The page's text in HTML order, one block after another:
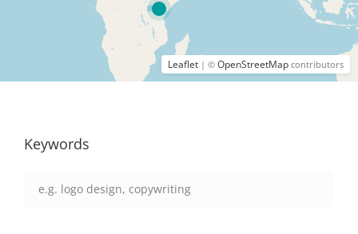
Leaflet | © OpenStreetMap contributors
Keywords